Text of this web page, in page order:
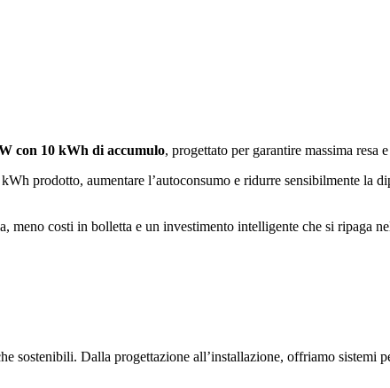
con 10 kWh di accumulo, progettato per garantire massima resa
prodotto, aumentare l’autoconsumo e ridurre sensibilmente la
meno costi in bolletta e un investimento intelligente che si ripaga
Dalla progettazione all’installazione, offriamo sistemi